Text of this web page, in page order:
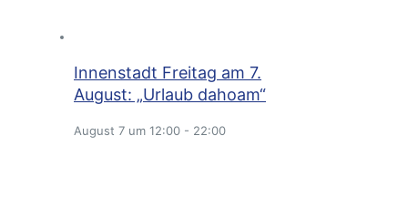
Innenstadt Freitag am 7.
August: „Urlaub dahoam“
August 7 um 12:00 - 22:00